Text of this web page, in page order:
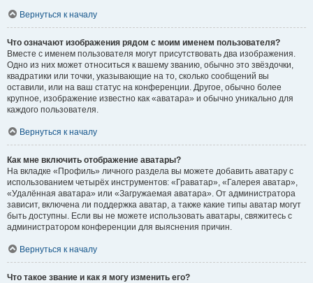
Вернуться к началу
Что означают изображения рядом с моим именем пользователя?
Вместе с именем пользователя могут присутствовать два изображения.
Одно из них может относиться к вашему званию, обычно это звёздочки,
квадратики или точки, указывающие на то, сколько сообщений вы
оставили, или на ваш статус на конференции. Другое, обычно более
крупное, изображение известно как «аватара» и обычно уникально для
каждого пользователя.
Вернуться к началу
Как мне включить отображение аватары?
На вкладке «Профиль» личного раздела вы можете добавить аватару с
использованием четырёх инструментов: «Граватар», «Галерея аватар»,
«Удалённая аватара» или «Загружаемая аватара». От администратора
зависит, включена ли поддержка аватар, а также какие типы аватар могут
быть доступны. Если вы не можете использовать аватары, свяжитесь с
администратором конференции для выяснения причин.
Вернуться к началу
Что такое звание и как я могу изменить его?